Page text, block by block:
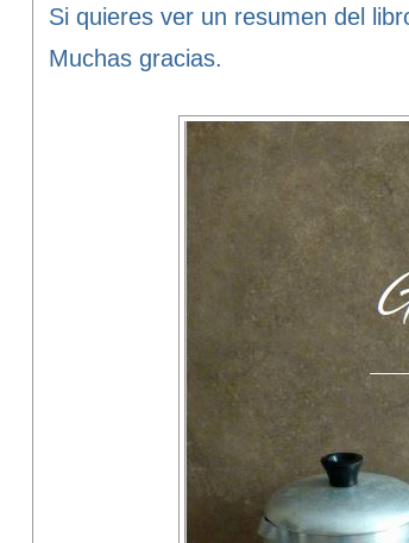
Si quieres ver un resumen del
Muchas gracias.